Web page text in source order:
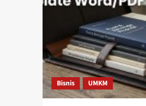
Bisnis
UMKM
Bisnis UMKM